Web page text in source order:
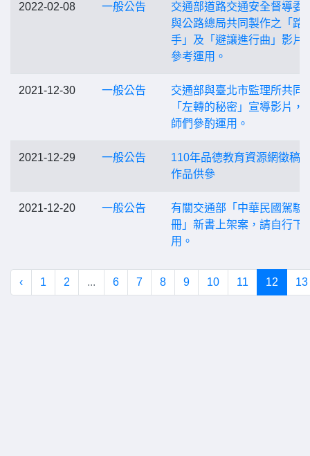
2022-02-08 一般公告
交通部道路交通安全督導委
與公路總局共同製作之「路
手」及「避讓進行曲」影片
參考運用。
2021-12-30 一般公告
交通部與臺北市監理所共同
「左轉的秘密」宣導影片，
師們參酌運用。
2021-12-29 一般公告
110年品德教育資源網徵稿
作品供參
2021-12-20 一般公告
有關交通部「中華民國駕駛
冊」新書上架案，請自行下
用。
‹ 1 2 ... 6 7 8 9 10 11 12 13